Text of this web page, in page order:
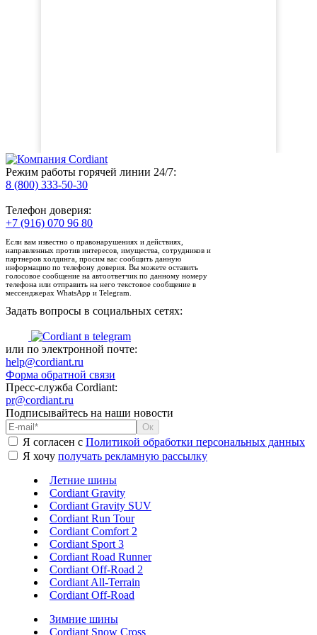
Режим работы горячей линии 24/7:
8 (800) 333-50-30
Телефон доверия:
+7 (916) 070 96 80
Если вам известно о правонарушениях и действиях,
направленных против интересов, имущества, сотрудников и
партнеров холдинга, просим вас сообщить данную
информацию по телефону доверия. Вы можете оставить
голосовое сообщение на автоответчик по данному номеру
телефона или отправить на него текстовое сообщение в
мессенджерах WhatsApp и Telegram.
Задать вопросы в социальных сетях:
или по электронной почте:
help@cordiant.ru
Форма обратной связи
Пресс-служба Cordiant:
pr@cordiant.ru
Подписывайтесь на наши новости
Я согласен с Политикой обработки персональных данных
Я хочу получать рекламную рассылку
Летние шины
Cordiant Gravity
Cordiant Gravity SUV
Cordiant Run Tour
Cordiant Comfort 2
Cordiant Sport 3
Cordiant Road Runner
Cordiant Off-Road 2
Cordiant All-Terrain
Cordiant Off-Road
Зимние шины
Cordiant Snow Cross